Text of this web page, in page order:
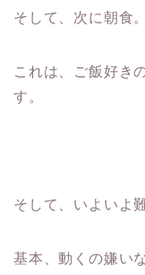
そして、次に朝食。
これは、ご飯好き
す。
そして、いよいよ
基本、動くの嫌い